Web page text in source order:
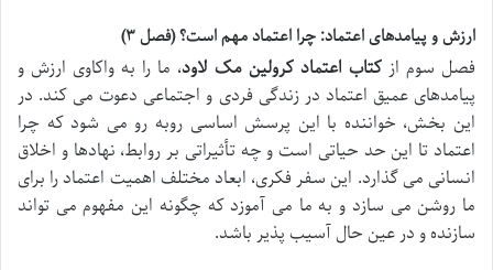
ارزش و پیامدهای اعتماد: چرا اعتماد مهم است؟ (فصل ۳)
فصل سوم ازکتاب اعتماد کرولین مک لاود، ما را به واکاوی ارزش و
پیامدهای عمیق اعتماد در زندگی فردی و اجتماعی دعوت می کند. در
این بخش، خواننده با این پرسش اساسی روبه رو می شود که چرا
اعتماد تا این حد حیاتی است و چه تأثیراتی بر روابط، نهادها و اخلاق
انسانی می گذارد. این سفر فکری، ابعاد مختلف اهمیت اعتماد را برای
ما روشن می سازد و به ما می آموزد که چگونه این مفهوم می تواند
سازنده و در عین حال آسیب پذیر باشد.